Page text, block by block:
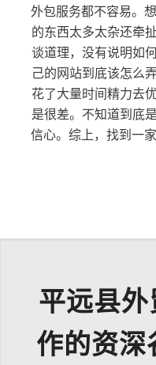
外包服务都不容易。
的东西太多太杂还牵
谈道理，没有说明如
己的网站到底该怎么
花了大量时间精力去
是很差。不知道到底
信心。综上，找到一
平远县
作的资